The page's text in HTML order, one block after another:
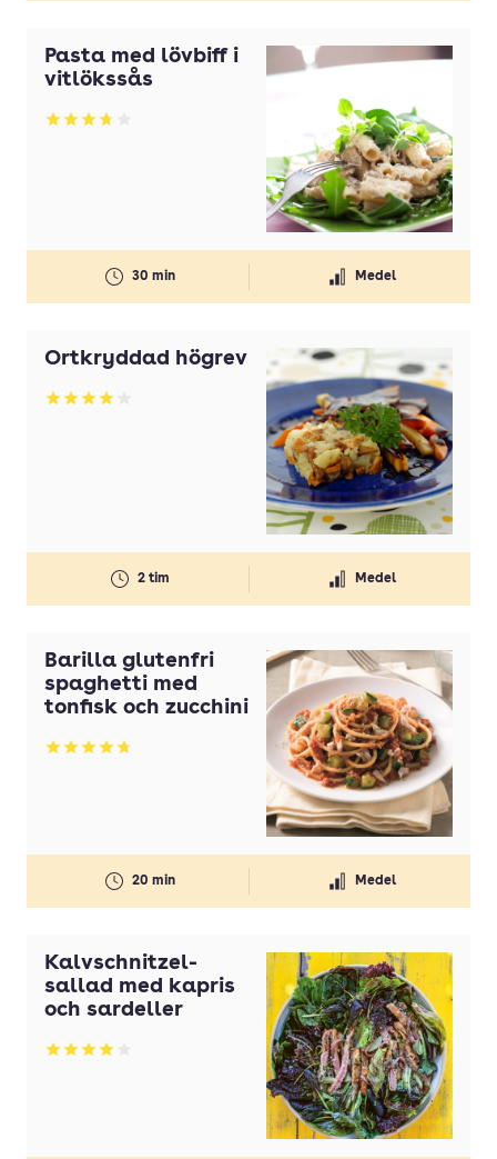
Koriander
Nötkött
Olivolja
Pasta
Potatis(ar)
Tomater
Tomatpuré
Vaniljsocker
Pasta med lövbiff i
vitlökssås
Betyg: 3.7 av 5
30 min Medel
Örtkryddad högrev
Betyg: 3.93 av 5
2 tim Medel
Barilla glutenfri
spaghetti med
tonfisk och zucchini
Betyg: 4.7 av 5
20 min Medel
Kalvschnitzel-
sallad med kapris
och sardeller
Betyg: 3.93 av 5